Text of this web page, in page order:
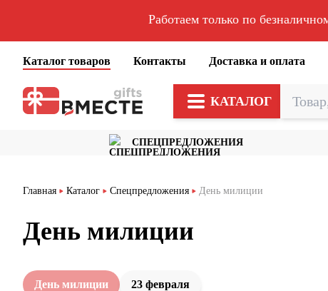
Работаем только по
Каталог товаров Контакты Доставка и оплата
КАТАЛОГ
СПЕЦПРЕДЛОЖЕНИЯ
Главная Каталог Спецпредложения День милиции
День милиции
23 февраля
День милиции